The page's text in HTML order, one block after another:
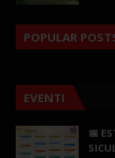
POPULAR
EVENTI
📅